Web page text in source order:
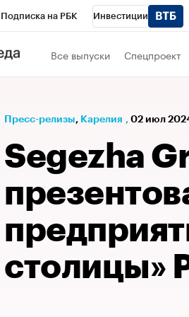
Подписка на РБК Инвестиции
РБК Вино
Проверка контрагентов Политика
Все выпуски Спецпроект
Пресс-релизы⁠, Карелия , 02 июл
Segezha
столицы»